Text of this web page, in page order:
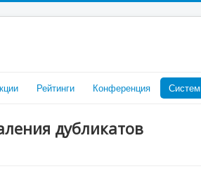
Рейтинги Конференция
дубликатов